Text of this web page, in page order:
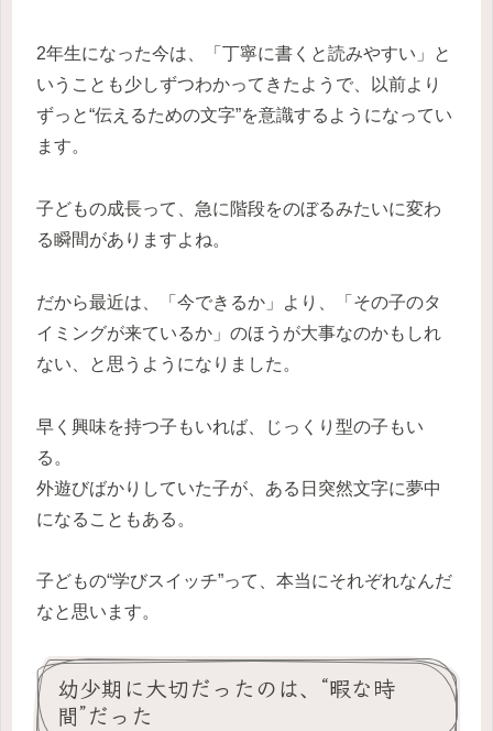
2年生になった今は、「丁寧に書くと読みやすい」と
いうことも少しずつわかってきたようで、以前より
ずっと“伝えるための文字”を意識するようになってい
ます。
子どもの成長って、急に階段をのぼるみたいに変わ
る瞬間がありますよね。
だから最近は、「今できるか」より、「その子のタ
イミングが来ているか」のほうが大事なのかもしれ
ない、と思うようになりました。
早く興味を持つ子もいれば、じっくり型の子もい
る。
外遊びばかりしていた子が、ある日突然文字に夢中
になることもある。
子どもの“学びスイッチ”って、本当にそれぞれなんだ
なと思います。
幼少期に大切だったのは、“暇な時
間”だった